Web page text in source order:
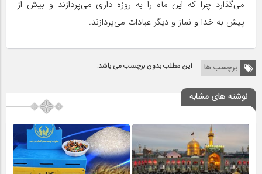
می‌گذارد چرا که این ماه را به روزه داری می‌پردازند و بیش از
پیش به خدا و نماز و دیگر عبادات می‌پردازند.
برچسب ها این مطلب بدون برچسب می باشد.
نوشته های مشابه